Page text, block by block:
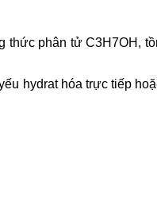
phân tử C3H7OH,
hydrat hóa trực tiếp